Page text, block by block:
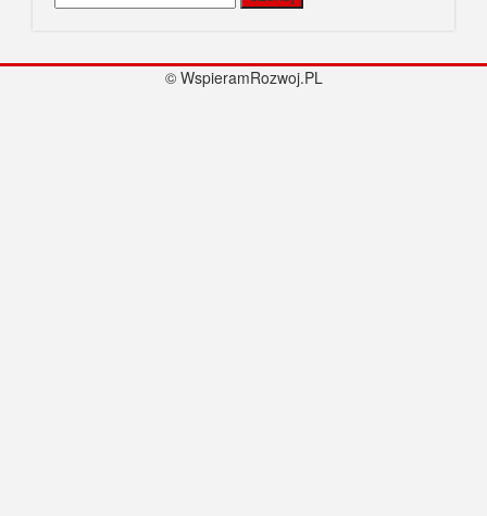
© WspieramRozwoj.PL